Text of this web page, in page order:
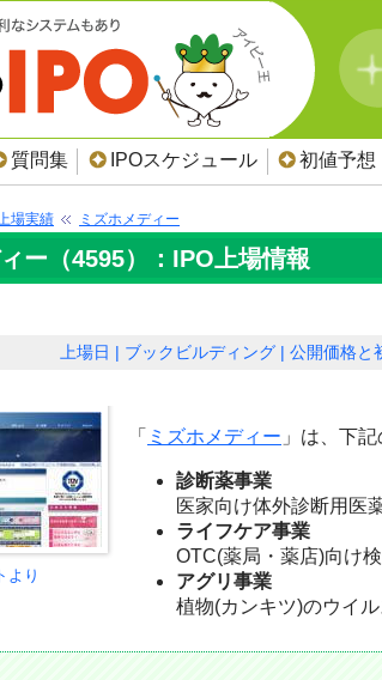
質問集 IPOスケジュール 初値予想
場実績 ミズホメディー
ー（4595）：IPO上場情報
上場日 ブックビルディング 公開価格と
より
「 ミズホメディー 」は、下
診断薬事業
医家向け体外診断用医
ライフケア事業
OTC(薬局・薬店)向け
アグリ事業
植物(カンキツ)のウイ